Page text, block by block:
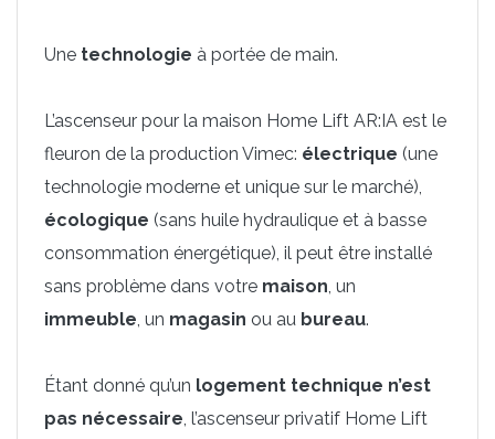
Une technologie à portée de main.
L’ascenseur pour la maison Home Lift AR:IA est le
fleuron de la production Vimec: électrique (une
technologie moderne et unique sur le marché),
écologique (sans huile hydraulique et à basse
consommation énergétique), il peut être installé
sans problème dans votre maison , un
immeuble , un magasin ou au bureau.
Étant donné qu’un logement technique n’est
pas nécessaire , l’ascenseur privatif Home Lift